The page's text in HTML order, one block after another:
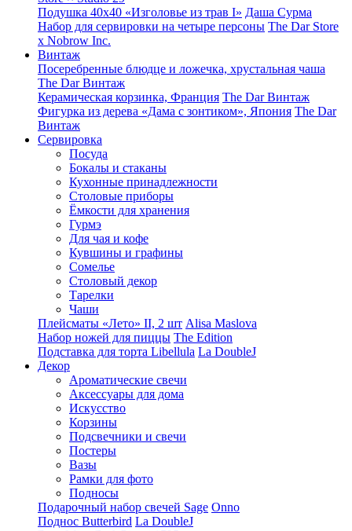
Подушка 40x40 «Изголовье из трав I» Даша Сурма
Набор для сервировки на четыре персоны The Dar Store
х Nobrow Inc.
Винтаж
Посеребренные блюдце и ложечка, хрустальная чаша
The Dar Винтаж
Керамическая корзинка, Франция The Dar Винтаж
Фигурка из дерева «Дама с зонтиком», Япония The Dar
Винтаж
Сервировка
Посуда
Бокалы и стаканы
Кухонные принадлежности
Столовые приборы
Ëмкости для хранения
Гурмэ
Для чая и кофе
Кувшины и графины
Сомелье
Столовый декор
Тарелки
Чаши
Плейсматы «Лето» II, 2 шт Alisa Maslova
Набор ножей для пиццы The Edition
Подставка для торта Libellula La DoubleJ
Декор
Ароматические свечи
Аксессуары для дома
Искусство
Корзины
Подсвечники и свечи
Постеры
Вазы
Рамки для фото
Подносы
Подарочный набор свечей Sage Onno
Поднос Butterbird La DoubleJ